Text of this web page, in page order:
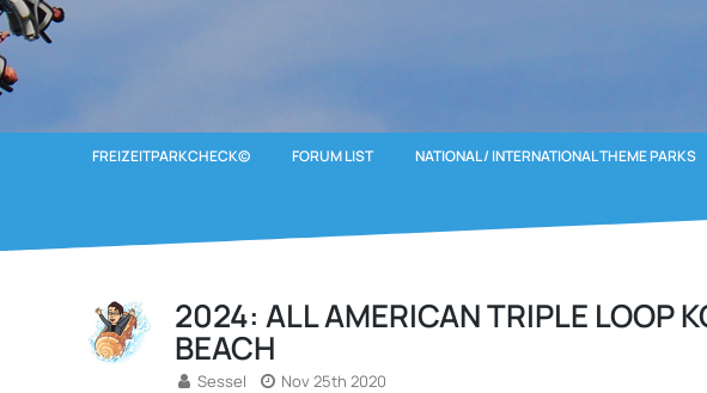
FREIZEITPARKCHECK© FORUM LIST NATIONAL / INTERNATIONAL THEME PARKS
2024: ALL AMERICAN TRIPLE LOOP
BEACH
Sessel Nov 25th 2020